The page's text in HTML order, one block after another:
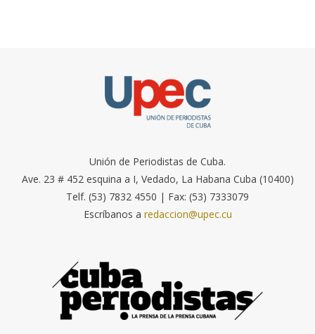
Unión de Periodistas de Cuba.
Ave. 23 # 452 esquina a I, Vedado, La Habana Cuba (10400)
Telf. (53) 7832 4550 | Fax: (53) 7333079
Escríbanos a redaccion@upec.cu